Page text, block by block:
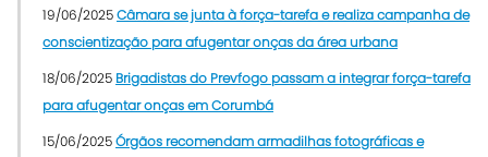
19/06/2025Câmara se junta à força-tarefa e realiza campanha de
conscientização para afugentar onças da área urbana
18/06/2025 Brigadistas do Prevfogo passam a integrar força-tarefa
para afugentar onças em Corumbá
15/06/2025Órgãos recomendam armadilhas fotográficas e